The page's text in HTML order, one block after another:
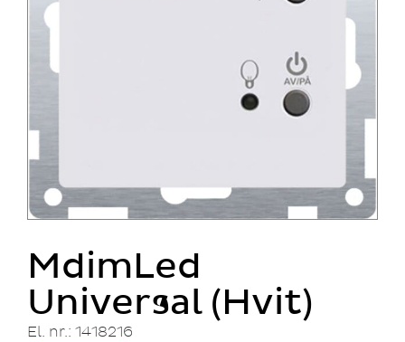
MdimLed
Universal (Hvit)
El. nr.: 1418216